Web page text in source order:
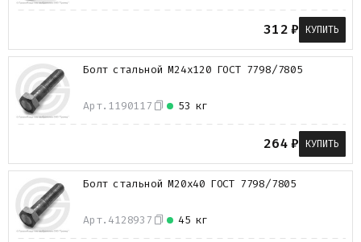
312₽ КУПИТЬ
Арт. 1190117 53 кг
Болт стальной М24х120 ГОСТ 7798/7805
264₽ КУПИТЬ
Арт. 4128937 45 кг
Болт стальной М20х40 ГОСТ 7798/7805